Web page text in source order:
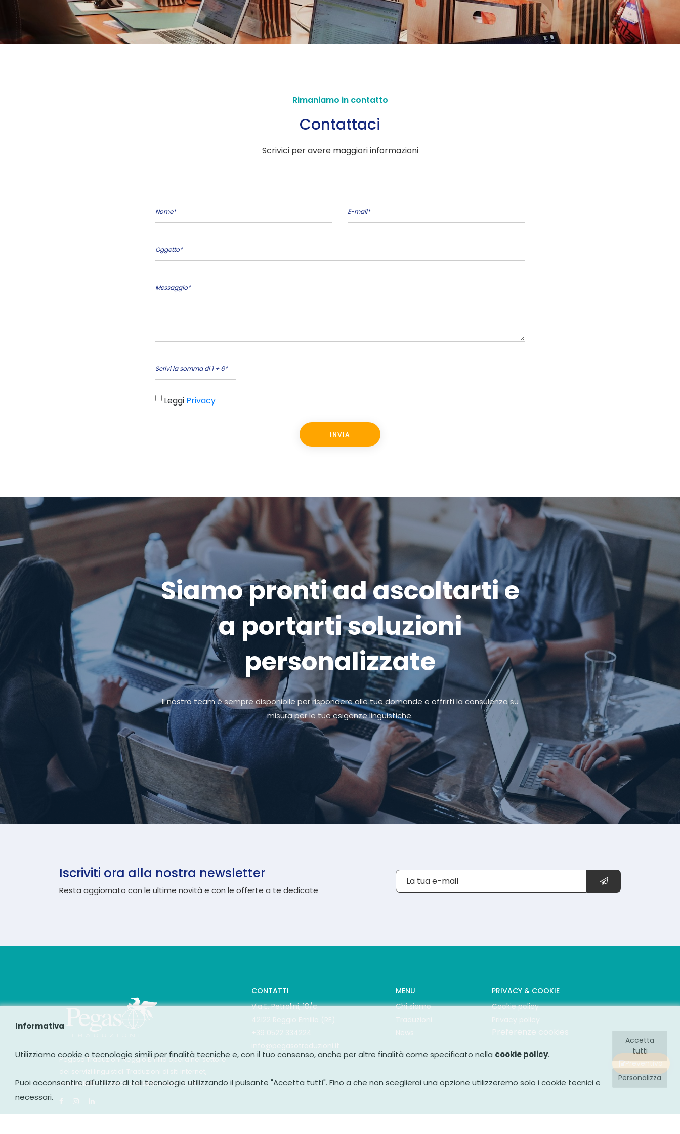
Rimaniamo in contatto
Contattaci
Scrivici per avere maggiori informazioni
Nome* E-mail*
Oggetto*
Messaggio*
Scrivi la somma di 1 + 6*
Leggi Privacy
INVIA
Siamo pronti ad ascoltarti e
a portarti soluzioni
personalizzate
Il nostro team è sempre disponibile per rispondere alle tue domande e offrirti la consulenza su
misura per le tue esigenze linguistiche.
Preventivo
Iscriviti ora alla nostra newsletter
Resta aggiornato con le ultime novità e con le offerte a te dedicate
E-mail INVIA
Pegaso Traduzioni Reggio Emilia opera nel settore
dei servizi linguistici. Traduzioni di siti internet,
manualistica tecnica e testi finanziari e altro.
FacebookInstagram
CONTATTI
Via E. Petrolini, 18/c
42122 Reggio Emilia (RE)
+39 0522 334224
info@pegasotraduzioni.it
MENU
Chi siamo
Traduzioni
News
PRIVACY & COOKIE
Cookie policy
Privacy policy
Preferenze cookies
Informativa
Utilizziamo cookie o tecnologie simili per finalità tecniche e, con il tuo consenso, anche per altre finalità come specificato nella cookie policy.
Puoi acconsentire all'utilizzo di tali tecnologie utilizzando il pulsante "Accetta tutti". Fino a che non sceglierai una opzione utilizzeremo solo i cookie tecnici e
necessari.
Accetta
tutti
Personalizza